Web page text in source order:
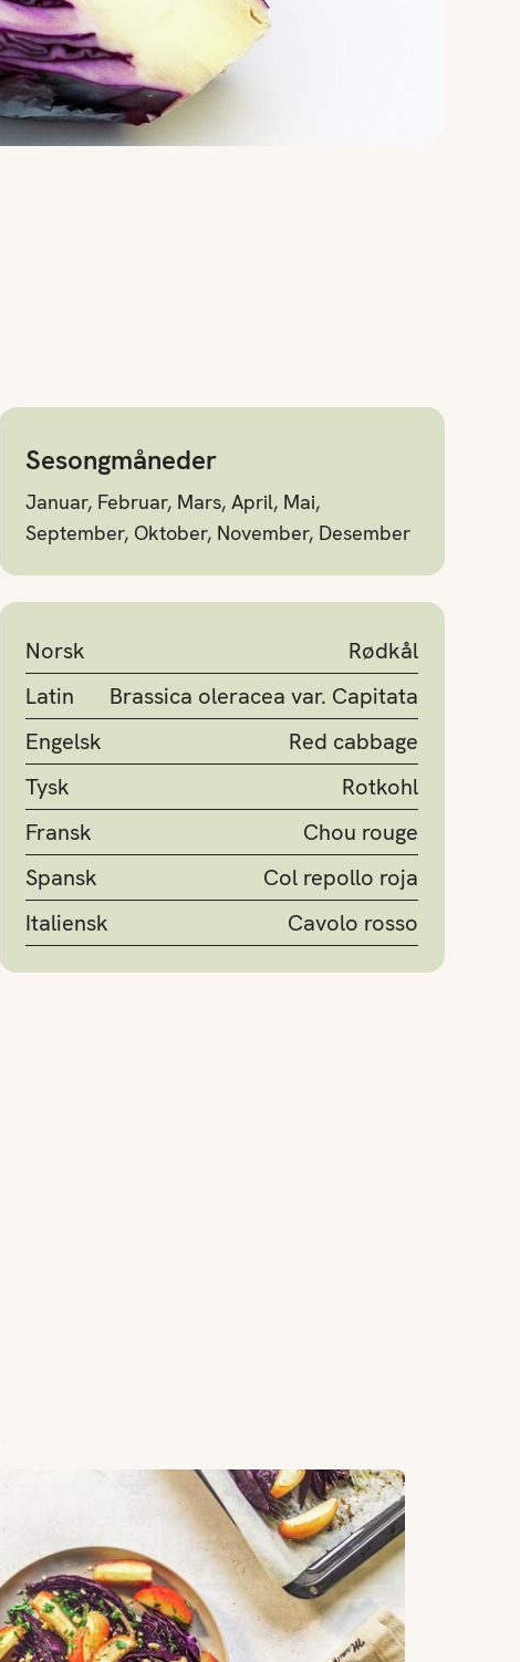
Sesongmåneder
Januar, Februar, Mars, April, Mai,
September, Oktober, November, Desember
Norsk
Rødkål
Latin
Brassica oleracea var. Capitata
Engelsk
Red cabbage
Tysk
Rotkohl
Fransk
Chou rouge
Spansk
Col repollo roja
Italiensk
Cavolo rosso